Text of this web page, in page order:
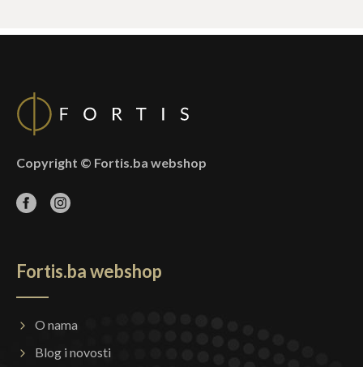
Copyright © Fortis.ba webshop
Fortis.ba webshop
O nama
Blog i novosti